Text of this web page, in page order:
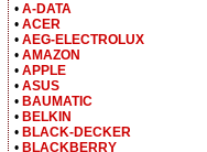
• A-DATA
• ACER
• AEG-ELECTROLUX
• AMAZON
• APPLE
• ASUS
• BAUMATIC
• BELKIN
• BLACK-DECKER
• BLACKBERRY